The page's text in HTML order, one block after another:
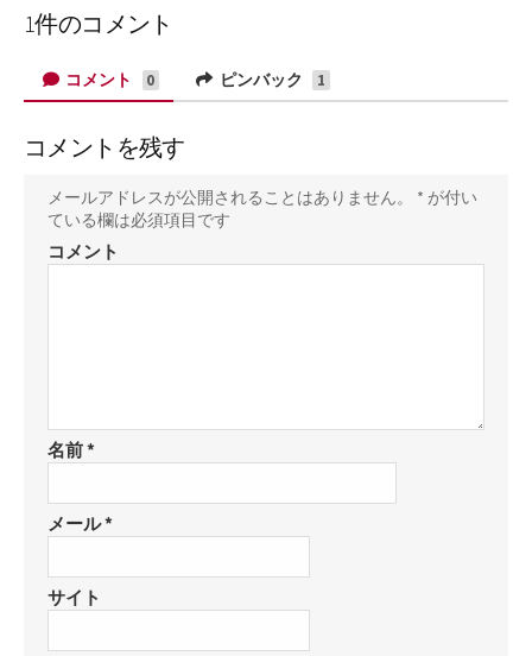
ア
ッ
ク
マ
ー
ク
に
保
存
1件のコメント
コメント 0 ピンバック 1
コメントを残す
メールアドレスが公開されることはありません。 * が付い
ている欄は必須項目です
コメント
名前*
メール*
サイト